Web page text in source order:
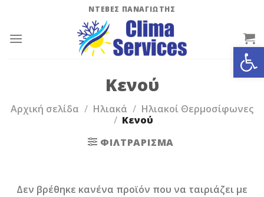
content
ΝΤΕΒΕΣ ΠΑΝΑΓΙΩΤΗΣ
Κενού
Αρχική σελίδα / Ηλιακά / Ηλιακοί Θερμοσίφωνες
/ Κενού
ΦΙΛΤΡΆΡΙΣΜΑ
Δεν βρέθηκε κανένα προϊόν που να ταιριάζει με